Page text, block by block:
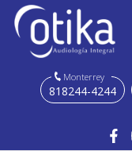
Monterrey
818244-4244